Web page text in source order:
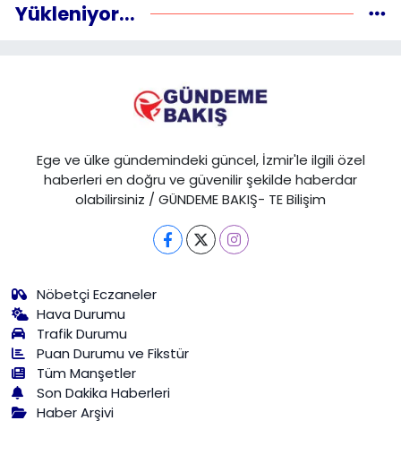
Yükleniyor...
Ege ve ülke gündemindeki güncel, İzmir'le ilgili özel
haberleri en doğru ve güvenilir şekilde haberdar
olabilirsiniz / GÜNDEME BAKIŞ- TE Bilişim
Nöbetçi Eczaneler
Hava Durumu
Trafik Durumu
Puan Durumu ve Fikstür
Tüm Manşetler
Son Dakika Haberleri
Haber Arşivi